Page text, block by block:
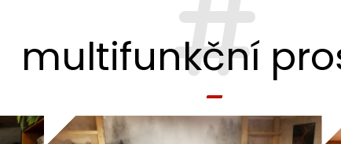
multifunkční